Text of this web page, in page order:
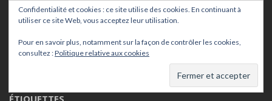
ARCHIVES
Archives
ÉTIQUETTES
Confidentialité et cookies : ce site utilise des cookies. En continuant à
utiliser ce site Web, vous acceptez leur utilisation.
Pour en savoir plus, notamment sur la façon de contrôler les cookies,
consultez :Politique relative aux cookies